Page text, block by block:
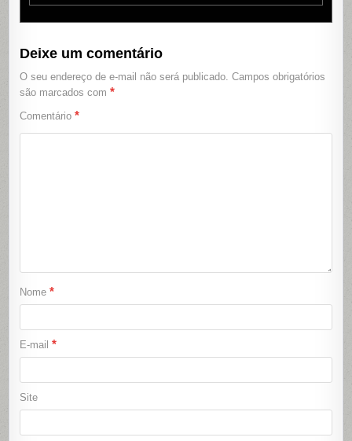
Deixe um comentário
O seu endereço de e-mail não será publicado. Campos obrigatórios
são marcados com*
Comentário*
Nome*
E-mail*
Site